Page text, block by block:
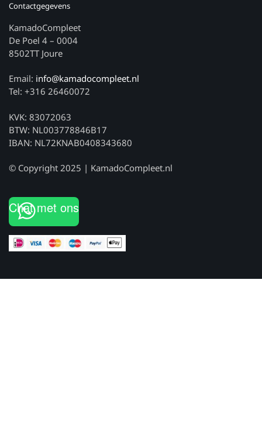
Contactgegevens
KamadoCompleet
De Poel 4 – 0004
8502TT Joure
Email: info@kamadocompleet.nl
Tel: +316 26460072
KVK: 83072063
BTW: NL003778846B17
IBAN: NL72KNAB0408343680
© Copyright 2025 | KamadoCompleet.nl
Chat met ons